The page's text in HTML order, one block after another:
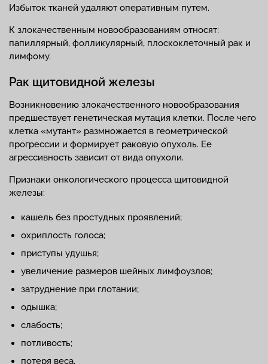
Избыток тканей удаляют оперативным путем.
К злокачественным новообразованиям относят:
папиллярный, фолликулярный, плоскоклеточный рак и
лимфому.
Рак щитовидной железы
Возникновению злокачественного новообразования
предшествует генетическая мутация клетки. После чего
клетка «мутант» размножается в геометрической
прогрессии и формирует раковую опухоль. Ее
агрессивность зависит от вида опухоли.
Признаки онкологического процесса щитовидной
железы:
кашель без простудных проявлений;
охриплость голоса;
приступы удушья;
увеличение размеров шейных лимфоузлов;
затруднение при глотании;
одышка;
слабость;
потливость;
потеря веса.